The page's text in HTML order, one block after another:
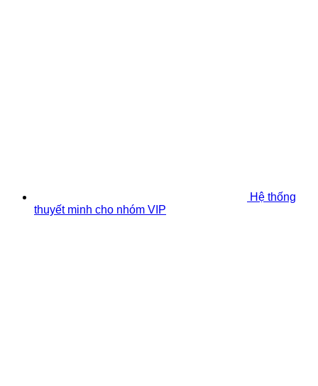
Hệ thống
thuyết minh cho nhóm VIP